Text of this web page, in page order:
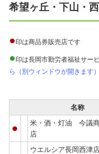
よくある質問
希望ヶ丘・下山・
●印は商品券販売店です
●印は長岡市勤労者福祉サー
ら（別ウィンドウが開きます）
名称
●
米・酒・灯油 今議
店
ウエルシア長岡西津